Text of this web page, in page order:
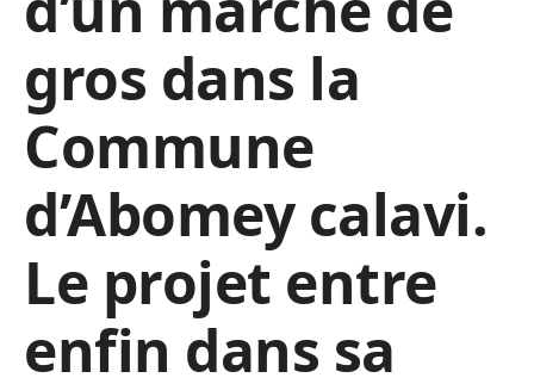
gros dans la
Commune
d’Abomey calavi.
Le projet entre
enfin dans sa